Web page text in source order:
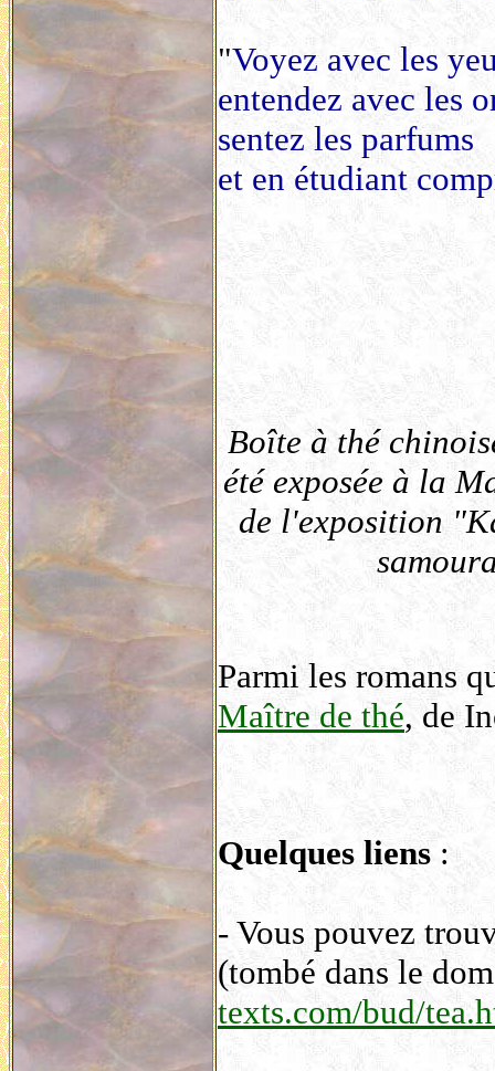
"Voyez avec les
entendez avec les
sentez les parfums
et en étudiant
Boîte à thé
été exposée à la
de l'exposition
Parmi les romans
Maître de thé, de
Quelques liens :
- Vous pouvez
(tombé dans le
texts.com/bud/